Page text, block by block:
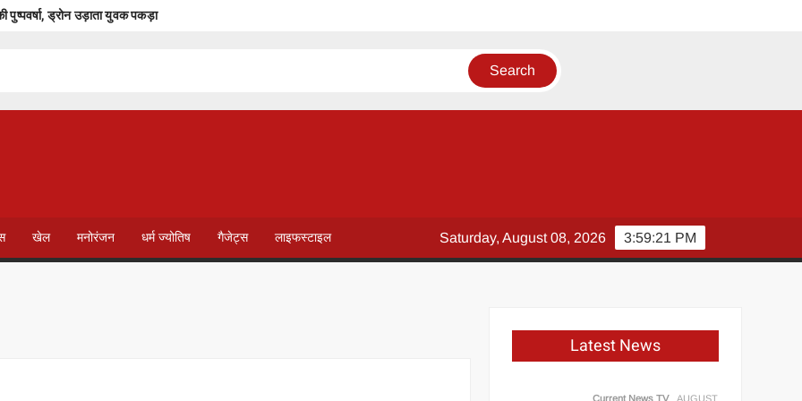
पुष्पवर्षा, ड्रोन उड़ाता युवक पकड़ा
खेल मनोरंजन धर्म ज्योतिष गैजेट्स लाइफस्टाइल 3:59:21 PM
Saturday, August 08, 2026
Latest News
Current News TV
AUGUST